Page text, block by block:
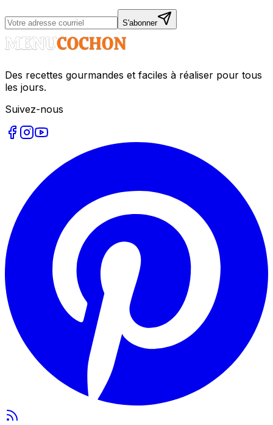
S'abonner
Des recettes gourmandes et faciles à réaliser pour tous
les jours.
Suivez-nous